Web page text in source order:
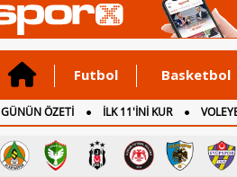
Futbol Basketbol
GÜNÜN ÖZETİ İLK 11'İNİ KUR
CANLI ANLATIM
İNGİLTERE